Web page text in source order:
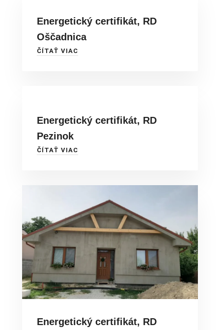
Energetický certifikát, RD
Oščadnica
ČÍTAŤ VIAC
Energetický certifikát, RD
Pezinok
ČÍTAŤ VIAC
Energetický certifikát, RD